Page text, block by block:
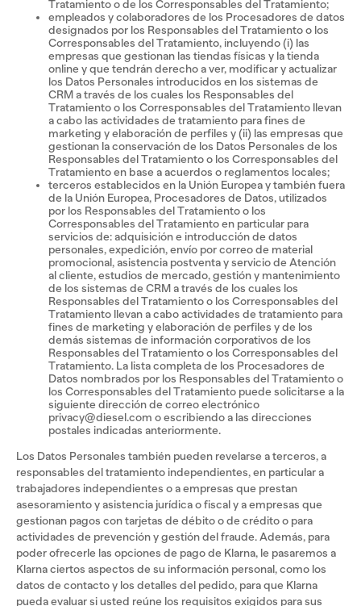
Tratamiento o de los Corresponsables del Tratamiento;
empleados y colaboradores de los Procesadores de datos
designados por los Responsables del Tratamiento o los
Corresponsables del Tratamiento, incluyendo (i) las
empresas que gestionan las tiendas físicas y la tienda
online y que tendrán derecho a ver, modificar y actualizar
los Datos Personales introducidos en los sistemas de
CRM a través de los cuales los Responsables del
Tratamiento o los Corresponsables del Tratamiento llevan
a cabo las actividades de tratamiento para fines de
marketing y elaboración de perfiles y (ii) las empresas que
gestionan la conservación de los Datos Personales de los
Responsables del Tratamiento o los Corresponsables del
Tratamiento en base a acuerdos o reglamentos locales;
terceros establecidos en la Unión Europea y también fuera
de la Unión Europea, Procesadores de Datos, utilizados
por los Responsables del Tratamiento o los
Corresponsables del Tratamiento en particular para
servicios de: adquisición e introducción de datos
personales, expedición, envío por correo de material
promocional, asistencia postventa y servicio de Atención
al cliente, estudios de mercado, gestión y mantenimiento
de los sistemas de CRM a través de los cuales los
Responsables del Tratamiento o los Corresponsables del
Tratamiento llevan a cabo actividades de tratamiento para
fines de marketing y elaboración de perfiles y de los
demás sistemas de información corporativos de los
Responsables del Tratamiento o los Corresponsables del
Tratamiento. La lista completa de los Procesadores de
Datos nombrados por los Responsables del Tratamiento o
los Corresponsables del Tratamiento puede solicitarse a la
siguiente dirección de correo electrónico
privacy@diesel.com o escribiendo a las direcciones
postales indicadas anteriormente.
Los Datos Personales también pueden revelarse a terceros, a
responsables del tratamiento independientes, en particular a
trabajadores independientes o a empresas que prestan
asesoramiento y asistencia jurídica o fiscal y a empresas que
gestionan pagos con tarjetas de débito o de crédito o para
actividades de prevención y gestión del fraude. Además, para
poder ofrecerle las opciones de pago de Klarna, le pasaremos a
Klarna ciertos aspectos de su información personal, como los
datos de contacto y los detalles del pedido, para que Klarna
pueda evaluar si usted reúne los requisitos exigidos para sus